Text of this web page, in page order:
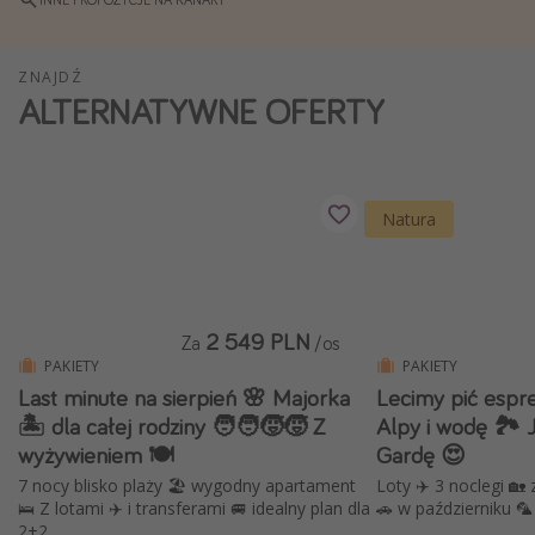
City Break
Hotele SPA i wellness
Newsy, ciekawostki, porady podróżnicze
Najlepsze aplikacje podróżnicze
Kalendarz podróży
ZNAJDŹ
ALTERNATYWNE OFERTY
PAKIETY
Last minute na sierpień 🌸 Majorka
🏝️ dla całej rodziny 🧑‍🧑‍🧒‍🧒 Z
wyżywieniem 🍽️
7 nocy blisko plaży 🏖 wygodny apartament
🛌 Z lotami ✈️ i transferami 🚐 idealny plan dla
Za 2 549 PLN /os
Natura
PAKIETY
Lecimy pić
Alpy i wodę 🏞️
Gardę 😍
Loty ✈️ 3 noclegi 🏡
🚗 w październiku 🦜